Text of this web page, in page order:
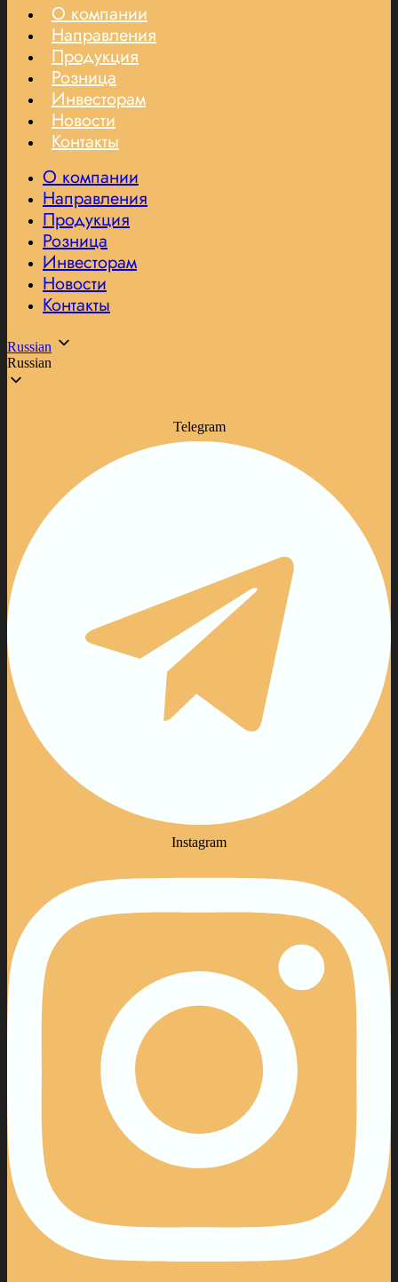
О компании
Направления
Продукция
Розница
Инвесторам
Новости
Контакты
О компании
Направления
Продукция
Розница
Инвесторам
Новости
Контакты
Russian
Russian
Telegram
Instagram